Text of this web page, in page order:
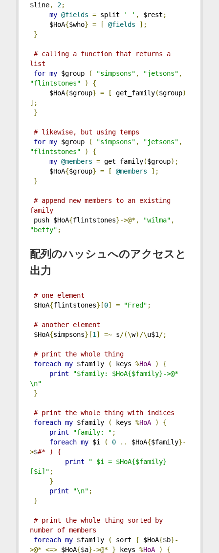
$line, 2;
my @fields = split ' ' , $rest ;
$HoA{$who} = [ @fields
];
}
# calling a function that returns a
list
for my $group ( "simpsons" , "jetsons" ,
"flintstones"
)
{
$HoA{$group} = [ get_family($group)
];
}
# likewise, but using temps
for my $group ( "simpsons" , "jetsons" ,
"flintstones"
)
{
my @members = get_family($group);
$HoA{$group} = [ @members
];
}
# append new members to an existing
family
push $HoA{flintstones}->@*, "wilma" ,
"betty" ;
配列のハッシュへのアクセスと
出力
# one element
$HoA{flintstones}[0] = "Fred" ;
# another element
$HoA{simpsons}[1 ] =~ s/(\w)/\u$1 /;
# print the whole thing
foreach my $family ( keys %HoA )
{
print
"$family: $HoA{$family}->@*
\n"
}
# print the whole thing with indices
foreach my $family ( keys %HoA )
{
print
"family: " ;
foreach my $i ( 0 .. $HoA{$family}-
>$#* ) {
print
" $i = $HoA{$family}
[$i]" ;
}
print
"\n" ;
}
# print the whole thing sorted by
number of members
foreach my $family ( sort { $HoA{$b}-
>@* <=> $HoA{$a}->@* } keys %HoA ) {